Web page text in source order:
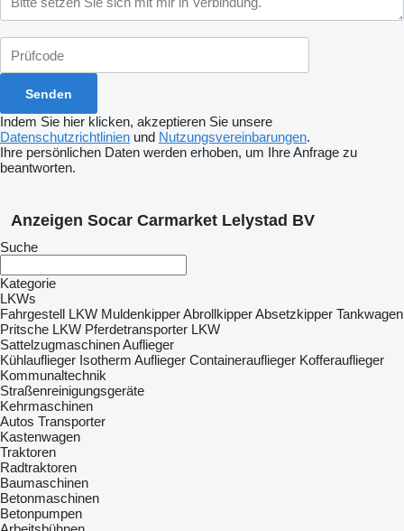
Indem Sie hier klicken, akzeptieren Sie unsere
Datenschutzrichtlinien und Nutzungsvereinbarungen.
Ihre persönlichen Daten werden erhoben, um Ihre Anfrage zu
beantworten.
Anzeigen Socar Carmarket Lelystad BV
Suche
Kategorie
LKWs
Fahrgestell LKW MuldenkipperAbrollkipperAbsetzkipper Tankwagen
Pritsche LKW Pferdetransporter LKW
SattelzugmaschinenAuflieger
Kühlauflieger Isotherm Auflieger Containerauflieger Kofferauflieger
Kommunaltechnik
Straßenreinigungsgeräte
Kehrmaschinen
Autos Transporter
Kastenwagen
Traktoren
Radtraktoren
Baumaschinen
Betonmaschinen
Betonpumpen